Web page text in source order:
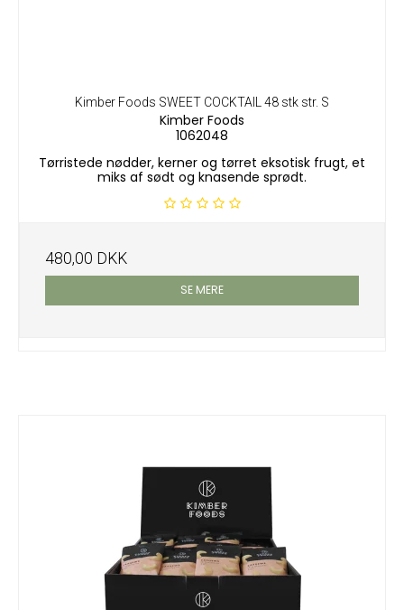
Kimber Foods SWEET COCKTAIL 48 stk str. S
Kimber Foods
1062048
Tørristede nødder, kerner og tørret eksotisk frugt, et
miks af sødt og knasende sprødt.
480,00 DKK
SE MERE